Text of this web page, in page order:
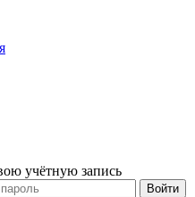
учётную запись